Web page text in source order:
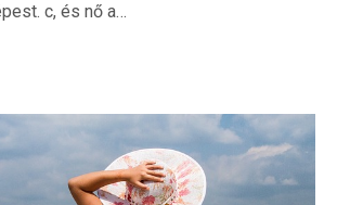
c, és nő a…